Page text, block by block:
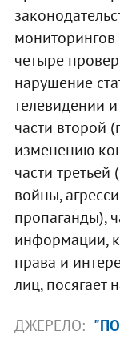
четыре
нарушение
телевидении
части второй
изменению
части
войны,
пропаганды),
информации,
права и
лиц, посягает
ДЖЕРЕЛО: